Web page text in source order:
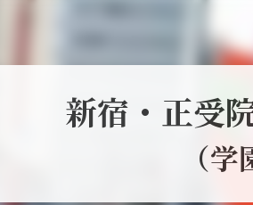
新宿・正受
（